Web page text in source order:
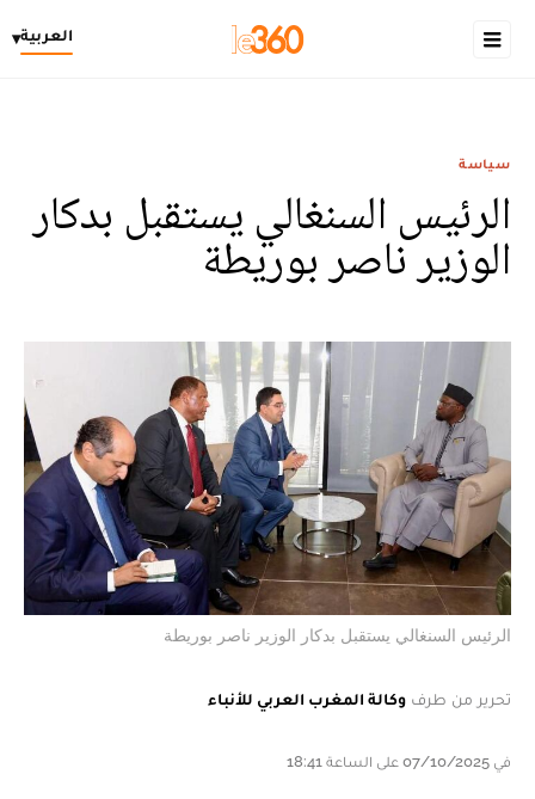
العربية▾
سياسة
الرئيس السنغالي يستقبل بدكار
الوزير ناصر بوريطة
الرئيس السنغالي يستقبل بدكار الوزير ناصر بوريطة
تحرير من طرف وكالة المغرب العربي للأنباء
في 07/10/2025 على الساعة 18:41